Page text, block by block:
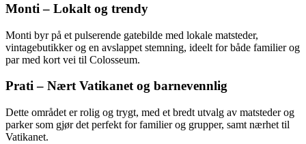
Monti – Lokalt og trendy
Monti byr på et pulserende gatebilde med lokale matsteder,
vintagebutikker og en avslappet stemning, ideelt for både familier og
par med kort vei til Colosseum.
Prati – Nært Vatikanet og barnevennlig
Dette området er rolig og trygt, med et bredt utvalg av matsteder og
parker som gjør det perfekt for familier og grupper, samt nærhet til
Vatikanet.